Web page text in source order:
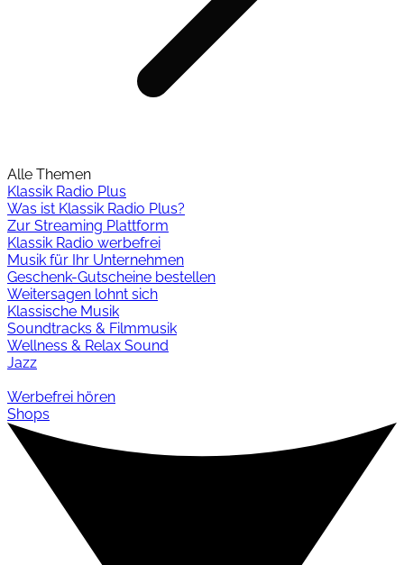
Alle Themen
Klassik Radio Plus
Was ist Klassik Radio Plus?
Zur Streaming Plattform
Klassik Radio werbefrei
Musik für Ihr Unternehmen
Geschenk-Gutscheine bestellen
Weitersagen lohnt sich
Klassische Musik
Soundtracks & Filmmusik
Wellness & Relax Sound
Jazz
Werbefrei hören
Shops